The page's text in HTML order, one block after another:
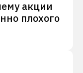
акции
плохого